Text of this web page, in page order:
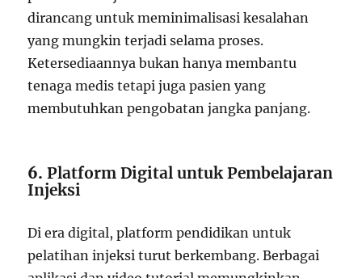
dirancang untuk meminimalisasi kesalahan
yang mungkin terjadi selama proses.
Ketersediaannya bukan hanya membantu
tenaga medis tetapi juga pasien yang
membutuhkan pengobatan jangka panjang.
6.Platform Digital untuk Pembelajaran
Injeksi
Di era digital, platform pendidikan untuk
pelatihan injeksi turut berkembang. Berbagai